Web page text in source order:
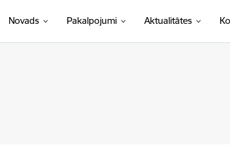
Novads Pakalpojumi Aktualitātes